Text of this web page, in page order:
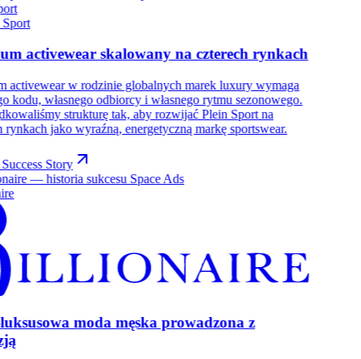
activewear skalowany na czterech rynkach
activewear w rodzinie globalnych marek luxury wymaga
kodu, własnego odbiorcy i własnego rytmu sezonowego.
strukturę tak, aby rozwijać Plein Sport na
rynkach jako wyraźną, energetyczną markę sportswear.
Story
moda męska prowadzona z